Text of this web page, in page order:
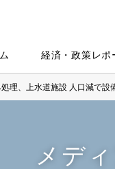
経済・政策レポ
処理、上水道施設 人口減で
メデ